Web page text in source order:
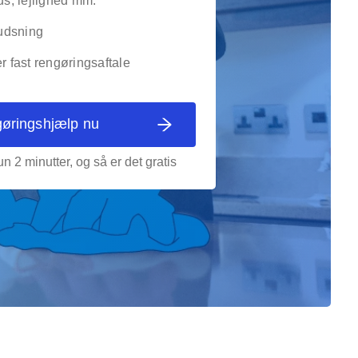
fast rengøringsaftale
nu
2 minutter, og så er det gratis